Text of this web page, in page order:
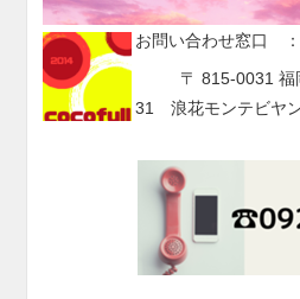
お問い合わせ窓口
〒 815-0031 福
31 浪花モンテビヤ